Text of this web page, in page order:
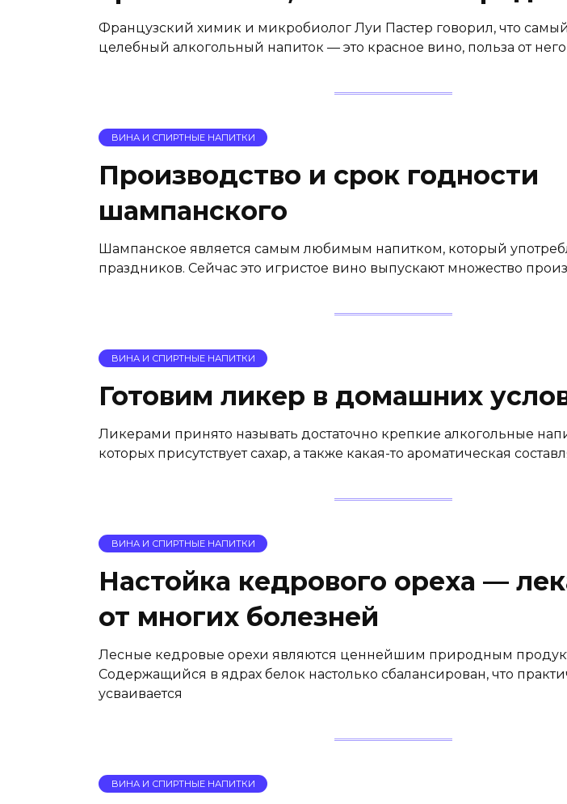
Французский химик и микробиолог Луи Пастер говорил, что
целебный алкогольный напиток — это красное вино, польза от
ВИНА И СПИРТНЫЕ НАПИТКИ
Производство и срок годности
шампанского
Шампанское является самым любимым напитком, который
праздников. Сейчас это игристое вино выпускают множество
ВИНА И СПИРТНЫЕ НАПИТКИ
Готовим ликер в домашних
Ликерами принято называть достаточно крепкие алкогольные
которых присутствует сахар, а также какая-то ароматическая
ВИНА И СПИРТНЫЕ НАПИТКИ
Настойка кедрового ореха —
от многих болезней
Лесные кедровые орехи являются ценнейшим природным
Содержащийся в ядрах белок настолько сбалансирован, что
усваивается
ВИНА И СПИРТНЫЕ НАПИТКИ